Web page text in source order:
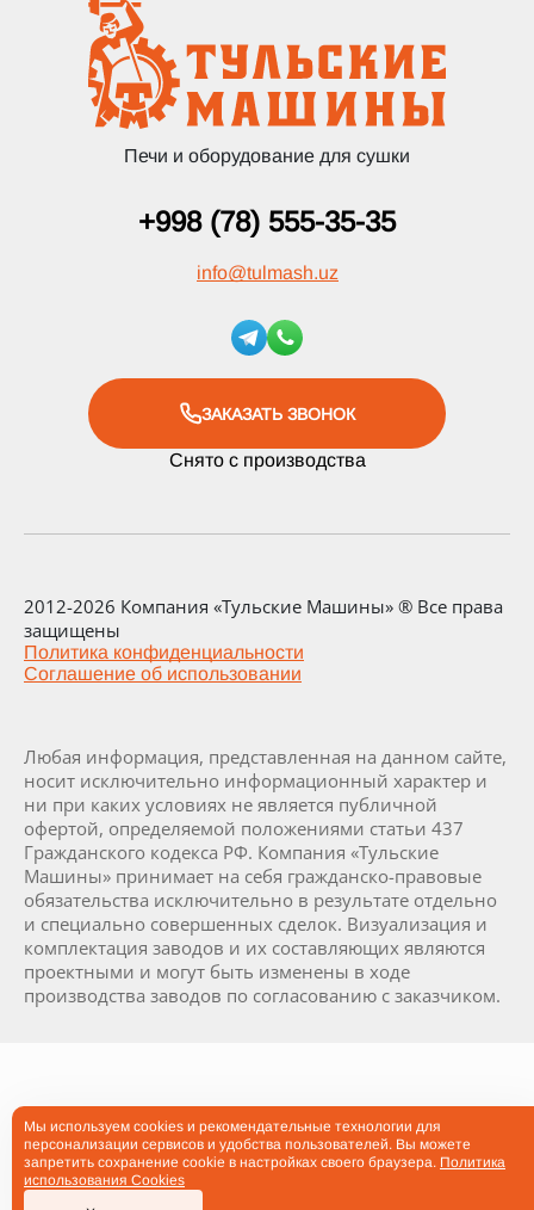
Печи и оборудование для сушки
+998 (78) 555-35-35
info@tulmash.uz
ЗАКАЗАТЬ ЗВОНОК
Снято с производства
2012-2026 Компания «Тульские Машины» ® Все права
защищены
Политика конфиденциальности
Соглашение об использовании
Любая информация, представленная на данном сайте,
носит исключительно информационный характер и
ни при каких условиях не является публичной
офертой, определяемой положениями статьи 437
Гражданского кодекса РФ. Компания «Тульские
Машины» принимает на себя гражданско-правовые
обязательства исключительно в результате отдельно
и специально совершенных сделок. Визуализация и
комплектация заводов и их составляющих являются
проектными и могут быть изменены в ходе
производства заводов по согласованию с заказчиком.
Мы используем cookies и рекомендательные технологии для
персонализации сервисов и удобства пользователей. Вы можете
запретить сохранение cookie в настройках своего браузера. Политика
использования Cookies